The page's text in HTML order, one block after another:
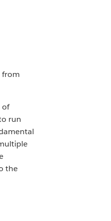
from
of
run
the